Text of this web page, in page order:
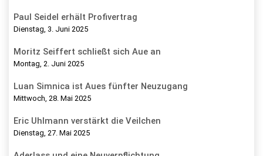
Paul Seidel erhält Profivertrag
Dienstag, 3. Juni 2025
Moritz Seiffert schließt sich Aue an
Montag, 2. Juni 2025
Luan Simnica ist Aues fünfter Neuzugang
Mittwoch, 28. Mai 2025
Eric Uhlmann verstärkt die Veilchen
Dienstag, 27. Mai 2025